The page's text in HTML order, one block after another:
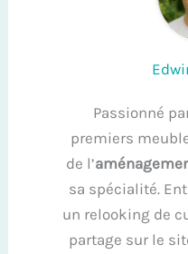
Passionné
premiers
de l’
sa spécialité.
un relooking de
partage sur le